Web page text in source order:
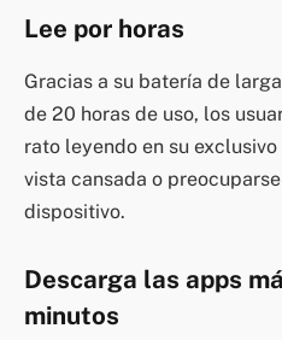
Lee por horas
Gracias a su batería de
de 20 horas de uso, los
rato leyendo en su
vista cansada o
dispositivo.
Descarga las apps
minutos